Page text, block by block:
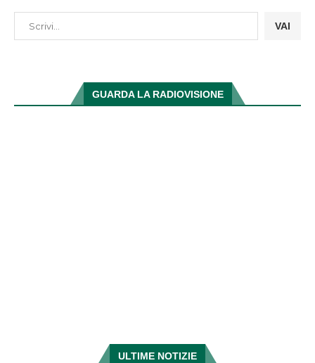
VAI
GUARDA LA RADIOVISIONE
ULTIME NOTIZIE